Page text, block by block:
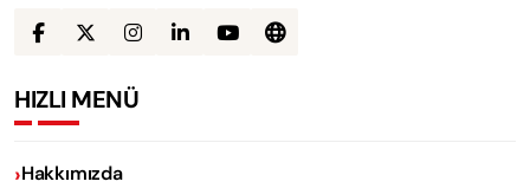
HIZLI MENÜ
Hakkımızda